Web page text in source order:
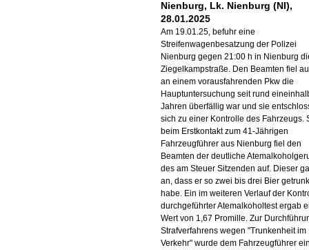
Nienburg, Lk. Nienburg (NI),
28.01.2025
Am 19.01.25, befuhr eine
Streifenwagenbesatzung der Polizei
Nienburg gegen 21:00 h in Nienburg
Ziegelkampstraße. Den Beamten fiel
an einem vorausfahrenden Pkw die
Hauptuntersuchung seit rund
Jahren überfällig war und sie
sich zu einer Kontrolle des Fahrzeugs.
beim Erstkontakt zum 41-Jährigen
Fahrzeugführer aus Nienburg fiel den
Beamten der deutliche
des am Steuer Sitzenden auf. Dieser
an, dass er so zwei bis drei Bier
habe. Ein im weiteren Verlauf der
durchgeführter Atemalkoholtest ergab
Wert von 1,67 Promille. Zur
Strafverfahrens wegen "Trunkenheit im
Verkehr" wurde dem Fahrzeugführer